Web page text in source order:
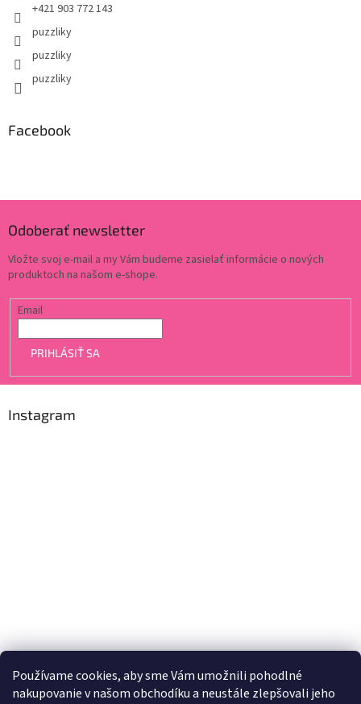
Používame cookies, aby sme Vám umožnili pohodlné
nakupovanie v našom obchodíku a neustále zlepšovali jeho
+421 903 772 143
puzzliky
puzzliky
puzzliky
Facebook
Odoberať newsletter
Vložte svoj e-mail a my Vám budeme zasielať informácie o nových
produktoch na našom e-shope.
Email
PRIHLÁSIŤ SA
Instagram